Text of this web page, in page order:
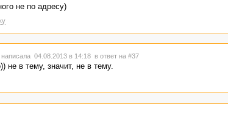
будет, полезно, интересно, но "за живое не берет".
сообщении. Но помимо этого отдельные статьи "за жись,
не по адресу)
написала 04.08.2013 в 14:18 в ответ на #37
не в тему, значит, не в тему.